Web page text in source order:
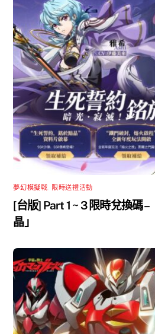
夢幻模擬戰 限時送禮活動
[台版] Part 1 ~ 3 限時兌換碼
晶」